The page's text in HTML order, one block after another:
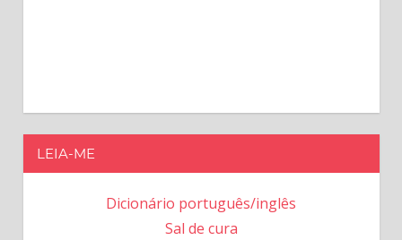
LEIA-ME
Dicionário português/inglês
Sal de cura